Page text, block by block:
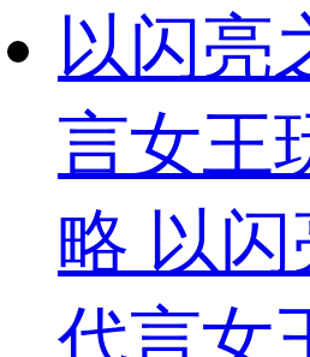
以闪亮
言女王
略 以闪
代言女